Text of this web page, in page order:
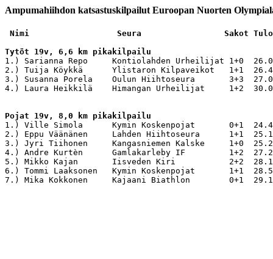
Ampumahiihdon katsastuskilpailut Euroopan Nuorten
Nimi                  Seura                 Sakot
Tytöt 19v, 6,6 km pikakilpailu
1.) Sarianna Repo     Kontiolahden Urheilijat 1+0
2.) Tuija Köykkä      Ylistaron Kilpaveikot   1+1
3.) Susanna Porela    Oulun Hiihtoseura       3+3
4.) Laura Heikkilä    Himangan Urheilijat     1+2
Pojat 19v, 8,0 km pikakilpailu
1.) Ville Simola      Kymin Koskenpojat       0+1
2.) Eppu Väänänen     Lahden Hiihtoseura      1+1
3.) Jyri Tiihonen     Kangasniemen Kalske     1+0
4.) Andre Kurtèn      Gamlakarleby IF         1+2
5.) Mikko Kajan       Iisveden Kiri           2+2
6.) Tommi Laaksonen   Kymin Koskenpojat       1+1
7.) Mika Kokkonen     Kajaani Biathlon        0+1